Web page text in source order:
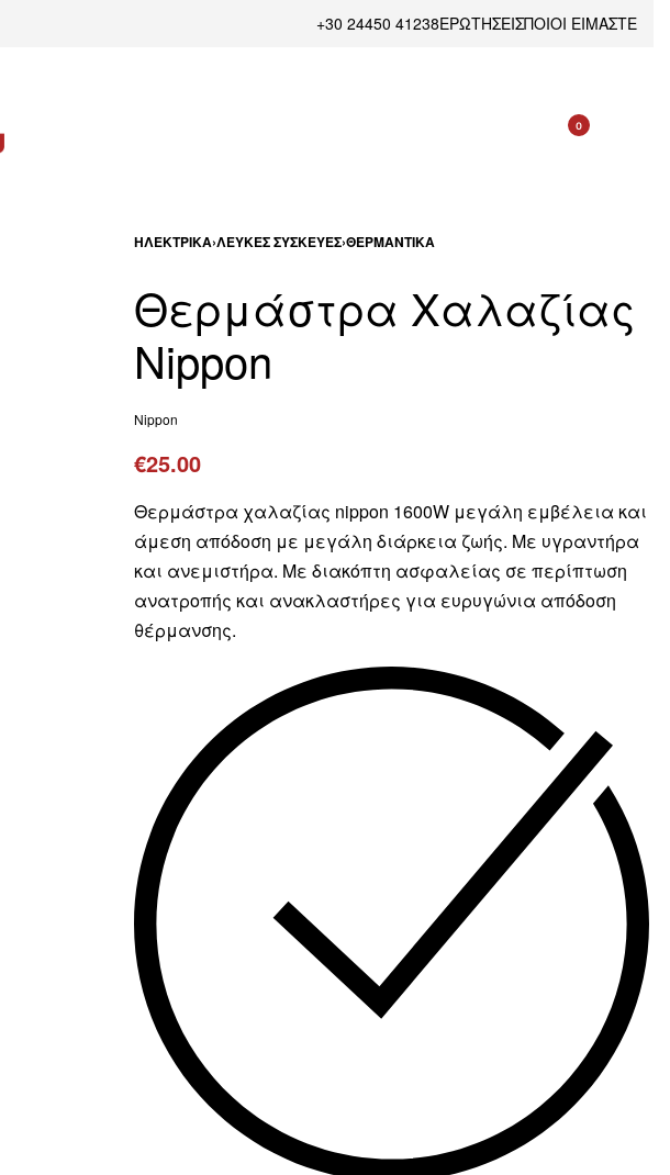
+30 24450 41238ΕΡΩΤΗΣΕΙΣΠΟΙΟΙ ΕΙΜΑΣΤΕ
0
ΗΛΕΚΤΡΙΚΆ›ΛΕΥΚΈΣ ΣΥΣΚΕΥΈΣ›ΘΕΡΜΑΝΤΙΚΆ
Θερμάστρα Χαλαζίας
Nippon
Nippon
€25.00
Θερμάστρα χαλαζίας nippon 1600W μεγάλη εμβέλεια και
άμεση απόδοση με μεγάλη διάρκεια ζωής. Με υγραντήρα
και ανεμιστήρα. Με διακόπτη ασφαλείας σε περίπτωση
ανατροπής και ανακλαστήρες για ευρυγώνια απόδοση
θέρμανσης.